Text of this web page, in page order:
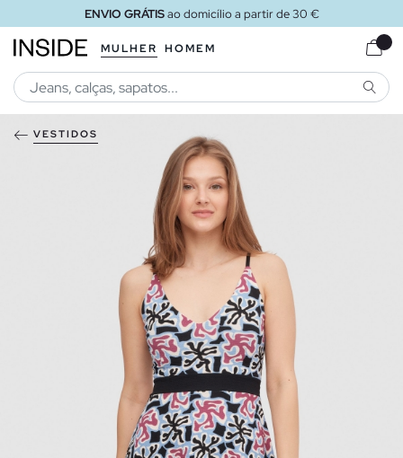
ENVIO GRÁTISao domicílio a partir de 30 €
MULHER HOMEM
VESTIDOS